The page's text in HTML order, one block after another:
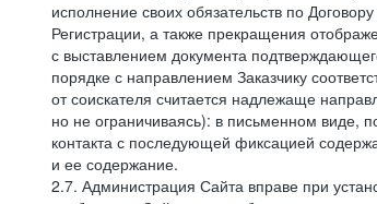
исполнение своих обязательств по
Регистрации, а также прекращения
с выставлением документа
порядке с направлением Заказчику
от соискателя считается надлежаще
но не ограничиваясь): в письменном виде,
контакта с последующей фиксацией
и ее содержание.
2.7. Администрация Сайта вправе при